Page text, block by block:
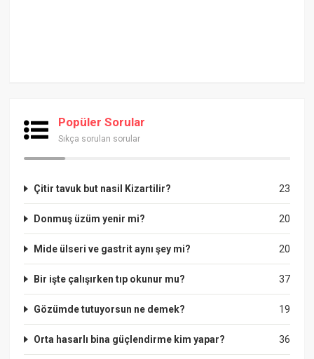
Popüler Sorular
Sıkça sorulan sorular
23
Çitir tavuk but nasil Kizartilir?
20
Donmuş üzüm yenir mi?
20
Mide ülseri ve gastrit aynı şey mi?
37
Bir işte çalışırken tıp okunur mu?
19
Gözümde tutuyorsun ne demek?
36
Orta hasarlı bina güçlendirme kim yapar?